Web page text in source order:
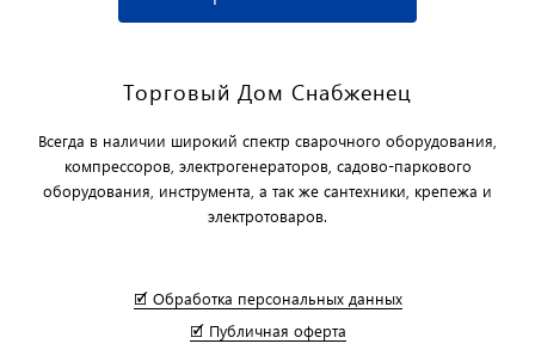
Торговый Дом Снабженец
Всегда в наличии широкий спектр сварочного оборудования,
компрессоров, электрогенераторов, садово-паркового
оборудования, инструмента, а так же сантехники, крепежа и
электротоваров.
🗹 Обработка персональных данных
🗹 Публичная оферта